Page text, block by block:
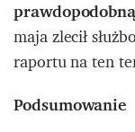
prawdopodobną
maja zlecił
raportu na ten
Podsumowanie